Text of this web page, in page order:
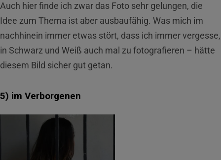
Auch hier finde ich zwar das Foto sehr gelungen, die
Idee zum Thema ist aber ausbaufähig. Was mich im
nachhinein immer etwas stört, dass ich immer vergesse,
in Schwarz und Weiß auch mal zu fotografieren – hätte
diesem Bild sicher gut getan.
5) im Verborgenen